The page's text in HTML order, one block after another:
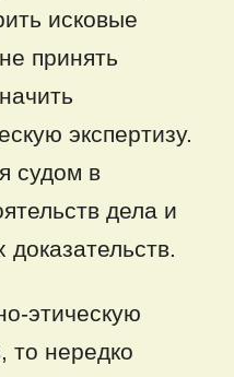
исковые
принять
экспертизу.
судом в
дела и
этическую
то нередко